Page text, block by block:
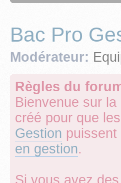
Bac Pro
Modérateur:
Règles du
Bienvenue sur
créé pour que
Gestion
en gestion.
Si vous avez